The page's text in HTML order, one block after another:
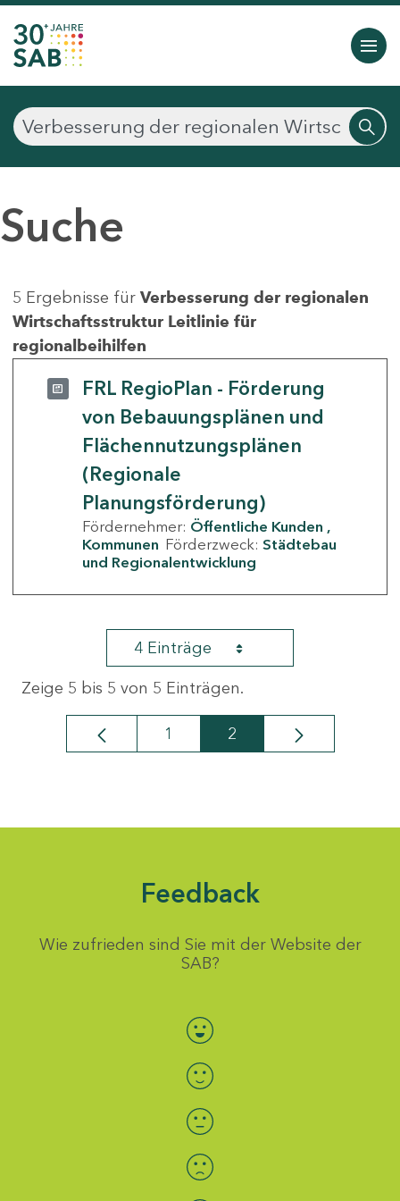
Suche
5 Ergebnisse für Verbesserung der regionalen
Wirtschaftsstruktur Leitlinie für
regionalbeihilfen
FRL RegioPlan - Förderung
von Bebauungsplänen und
Flächennutzungsplänen
(Regionale
Planungsförderung)
Fördernehmer: Öffentliche Kunden
Kommunen Förderzweck: Städtebau
und Regionalentwicklung
4 Einträge
Zeige 5 bis 5 von 5 Einträgen.
Seite
1 Seite
2
Feedback
Wie zufrieden sind Sie mit der Website der
SAB?
Bewertung auswählen